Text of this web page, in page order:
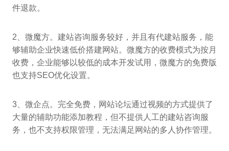
件退款。
2、微魔方。建站咨询服务较好，并且有代建站服务，能
够辅助企业快速低价搭建网站。微魔方的收费模式为按月
收费，企业能够以较低的成本开发试用，微魔方的免费版
也支持SEO优化设置。
3、微企点。完全免费，网站论坛通过视频的方式提供了
大量的辅助功能添加教程，但不提供人工的建站咨询服
务，也不支持权限管理，无法满足网站的多人协作管理。